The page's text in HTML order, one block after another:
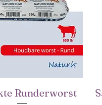
m
overzicht
Runderworst